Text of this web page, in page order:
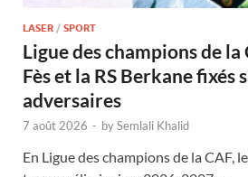
LASER / SPORT
Ligue des champions de la
Fès et la RS Berkane fixés
adversaires
7 août 2026 - bySemlali Khalid
En Ligue des champions de la CAF,